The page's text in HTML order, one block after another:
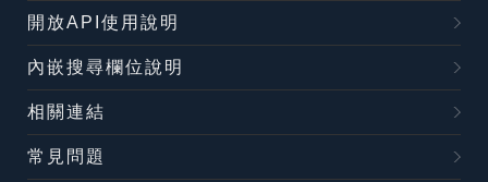
開放API使用說明
內嵌搜尋欄位說明
相關連結
常見問題